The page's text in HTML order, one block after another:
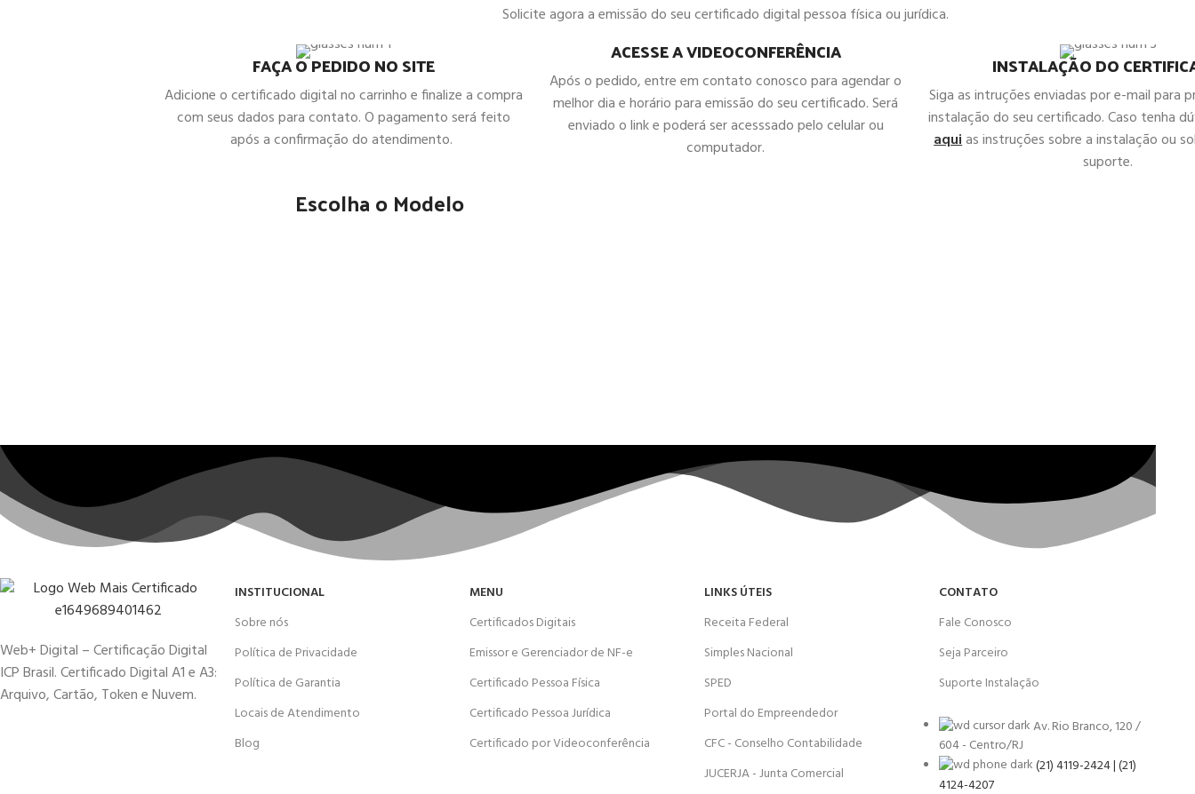
Solicite agora a emissão do seu certificado digital pessoa física ou jurídica.
FAÇA O PEDIDO NO SITE
Adicione o certificado digital no carrinho e finalize a compra
com seus dados para contato. O pagamento será feito
após a confirmação do atendimento.
ACESSE A VIDEOCONFERÊNCIA
Após o pedido, entre em contato conosco para agendar o
melhor dia e horário para emissão do seu certificado. Será
enviado o link e poderá ser acesssado pelo celular ou
computador.
INSTALAÇÃO DO
Siga as intruções enviadas por e-mail para
instalação do seu certificado. Caso tenha
aquias instruções sobre a instalação ou
suporte.
Escolha o Modelo
Web+ Digital – Certificação Digital
ICP Brasil. Certificado Digital A1 e A3:
Arquivo, Cartão, Token e Nuvem.
INSTITUCIONAL
Sobre nós
Política de Privacidade
Política de Garantia
Locais de Atendimento
Blog
MENU
Certificados Digitais
Emissor e Gerenciador de NF-e
Certificado Pessoa Física
Certificado Pessoa Jurídica
Certificado por Videoconferência
LINKS ÚTEIS
Receita Federal
Simples Nacional
SPED
Portal do Empreendedor
CFC - Conselho Contabilidade
JUCERJA - Junta Comercial
CONTATO
Fale Conosco
Seja Parceiro
Suporte Instalação
Av. Rio Branco, 120 /
604 - Centro/RJ
(21) 4119-2424 | (21)
4124-4207